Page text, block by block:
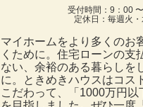
受付時間：9：00
定休日：毎週火・
マイホームをより多くのお
くために。住宅ローンの支
ない、余裕のある暮らしを
に。ときめきハウスはコス
こだわって、「1000万円以